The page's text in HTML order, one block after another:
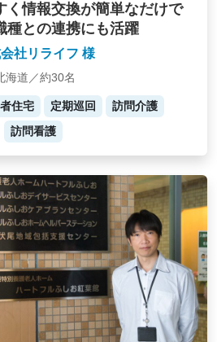
く情報交換が簡単なだけで
種との連携にも活躍
社リライフ 様
海道／約30名
住宅 定期巡回
訪問介護
訪問看護